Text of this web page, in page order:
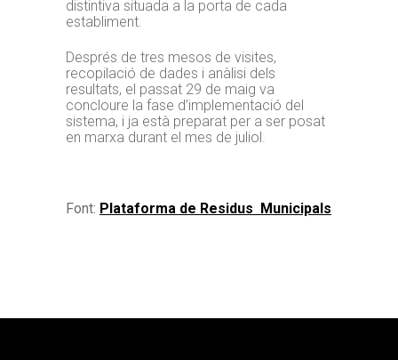
distintiva situada a la porta de cada
establiment.
Després de tres mesos de visites,
recopilació de dades i anàlisi dels
resultats, el passat 29 de maig va
concloure la fase d’implementació del
sistema, i ja està preparat per a ser posat
en marxa durant el mes de juliol.
Font: Plataforma de Residus Municipals